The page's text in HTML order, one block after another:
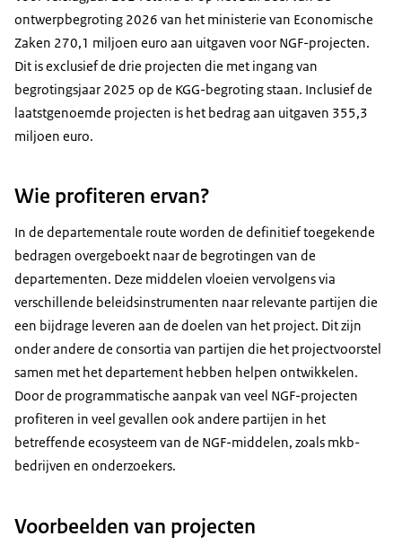
ontwerpbegroting 2026 van het ministerie van Economische
Zaken 270,1 miljoen euro aan uitgaven voor NGF-projecten.
Dit is exclusief de drie projecten die met ingang van
begrotingsjaar 2025 op de KGG-begroting staan. Inclusief de
laatstgenoemde projecten is het bedrag aan uitgaven 355,3
miljoen euro.
Wie profiteren ervan?
In de departementale route worden de definitief toegekende
bedragen overgeboekt naar de begrotingen van de
departementen. Deze middelen vloeien vervolgens via
verschillende beleidsinstrumenten naar relevante partijen die
een bijdrage leveren aan de doelen van het project. Dit zijn
onder andere de consortia van partijen die het projectvoorstel
samen met het departement hebben helpen ontwikkelen.
Door de programmatische aanpak van veel NGF-projecten
profiteren in veel gevallen ook andere partijen in het
betreffende ecosysteem van de NGF-middelen, zoals mkb-
bedrijven en onderzoekers.
Voorbeelden van projecten